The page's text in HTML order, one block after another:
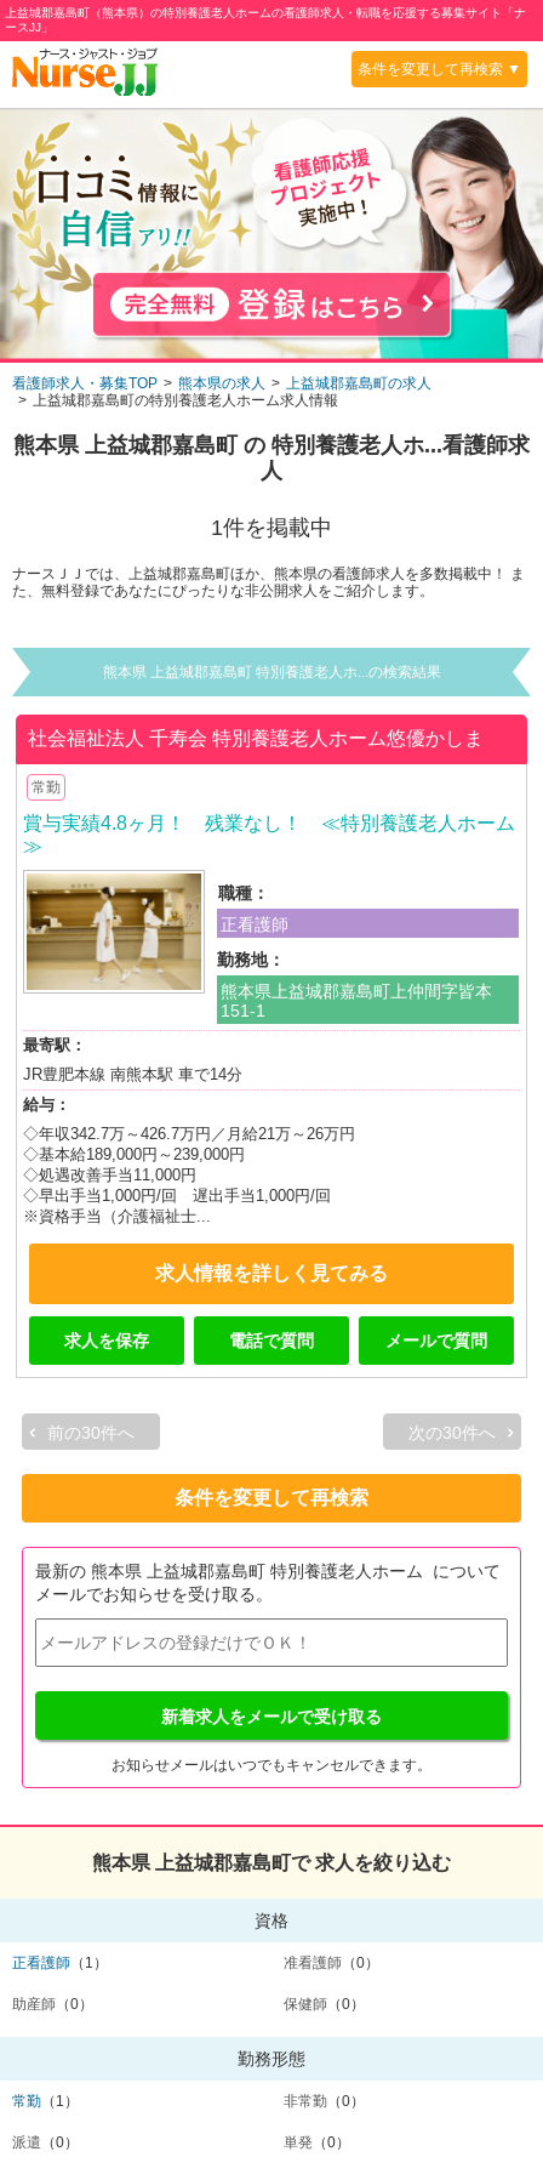
上益城郡嘉島町（熊本県）の特別養護老人ホームの看護師求人・転職を応援する募集サイト「ナ
ースJJ」
条件を変更して再検索 ▼
看護師求人・募集TOP 熊本県の求人
上益城郡嘉島町の求人
上益城郡嘉島町の特別養護老人ホーム求人情報
熊本県 上益城郡嘉島町 の 特別養護老人ホ...看護師求
人
1件を掲載中
ナースＪＪでは、上益城郡嘉島町ほか、熊本県の看護師求人を多数掲載中！ ま
た、無料登録であなたにぴったりな非公開求人をご紹介します。
熊本県 上益城郡嘉島町 特別養護老人ホ...の検索結果
社会福祉法人 千寿会特別養護老人ホーム悠優かしま
常勤
賞与実績4.8ヶ月！ 残業なし！ ≪特別養護老人ホーム
≫
職種：
正看護師
勤務地：
熊本県上益城郡嘉島町上仲間字皆本
151-1
最寄駅：
JR豊肥本線 南熊本駅 車で14分
給与：
◇年収342.7万～426.7万円／月給21万～26万円
◇基本給189,000円～239,000円
◇処遇改善手当11,000円
◇早出手当1,000円/回 遅出手当1,000円/回
※資格手当（介護福祉士...
求人情報を詳しく見てみる
求人を保存 電話で質問 メールで質問
前の30件へ 次の30件へ
条件を変更して再検索
最新の 熊本県 上益城郡嘉島町 特別養護老人ホーム について
メールでお知らせを受け取る。
新着求人をメールで受け取る
お知らせメールはいつでもキャンセルできます。
熊本県 上益城郡嘉島町で 求人を絞り込む
資格
正看護師 （1） 准看護師 （0）
助産師 （0） 保健師 （0）
勤務形態
常勤 （1） 非常勤 （0）
派遣 （0） 単発 （0）